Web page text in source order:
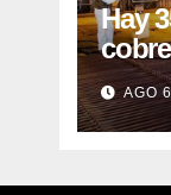
Hay
AGO